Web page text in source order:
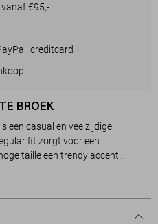
€95,-
creditcard
BROEK
een casual en veelzijdige
fit zorgt voor een
taille een trendy accent
van 63% viscose, 32%
extra comfortabel en praktisch,
voor kleine benodigdheden.